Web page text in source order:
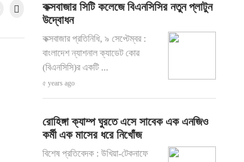
কক্সবাজার সিটি কলেজে বিএনসিসির নতুন প্লাটুন
উদ্বোধন
কক্সবাজার প্রতিনিধি, ৯ সেপ্টেম্বর :
বাংলাদেশ ন্যাশনাল ক্যাডেট কোৱ
(বিএনসিসি)র একটি ...
৫ years ago
রোহিঙ্গা ক্যাম্প ঘুরতে এসে সাবেক এক এনজিও
কর্মী এক মাসের ধরে নিখোঁজ
বিশেষ প্রতিবেদক : উখিয়া-টেকনাফে